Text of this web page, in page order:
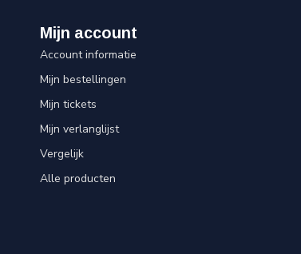
Mijn account
Account informatie
Mijn bestellingen
Mijn tickets
Mijn verlanglijst
Vergelijk
Alle producten